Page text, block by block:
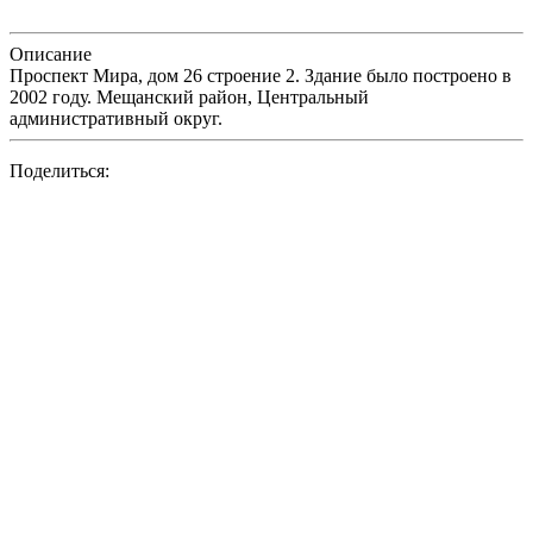
Описание
Проспект Мира, дом 26 строение 2. Здание было построено в
2002 году. Мещанский район, Центральный
административный округ.
Поделиться: